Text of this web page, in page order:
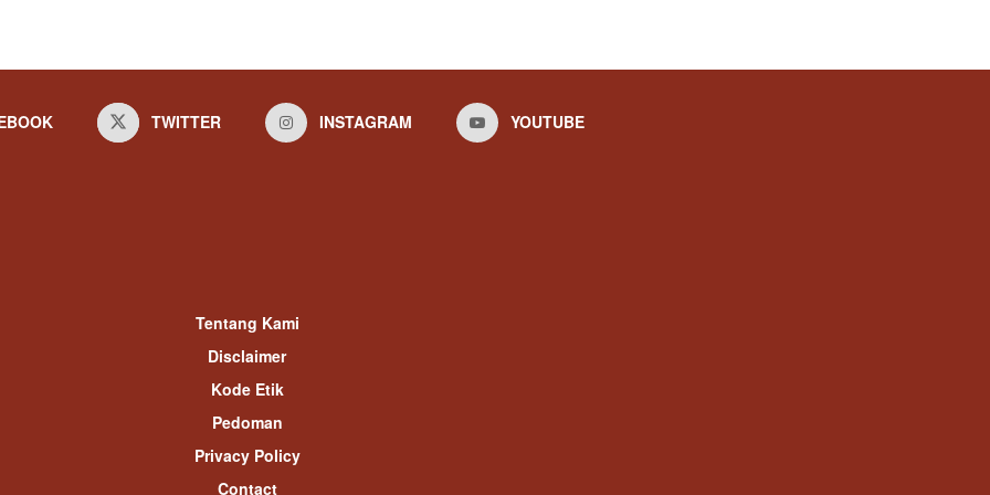
TWITTER INSTAGRAM YOUTUBE
Tentang Kami
Disclaimer
Kode Etik
Pedoman
Privacy Policy
Contact